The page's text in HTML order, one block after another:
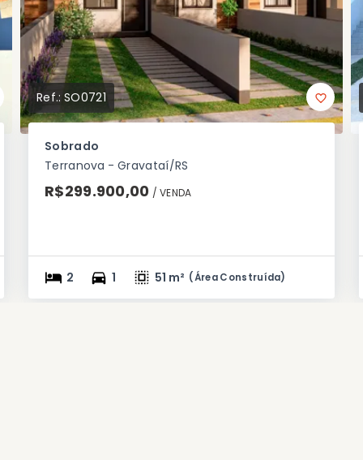
Ref.:SO0721
Sobrado
Terranova - Gravataí/RS
R$299.900,00 / VENDA
2 1 51 m² (Área Construída)